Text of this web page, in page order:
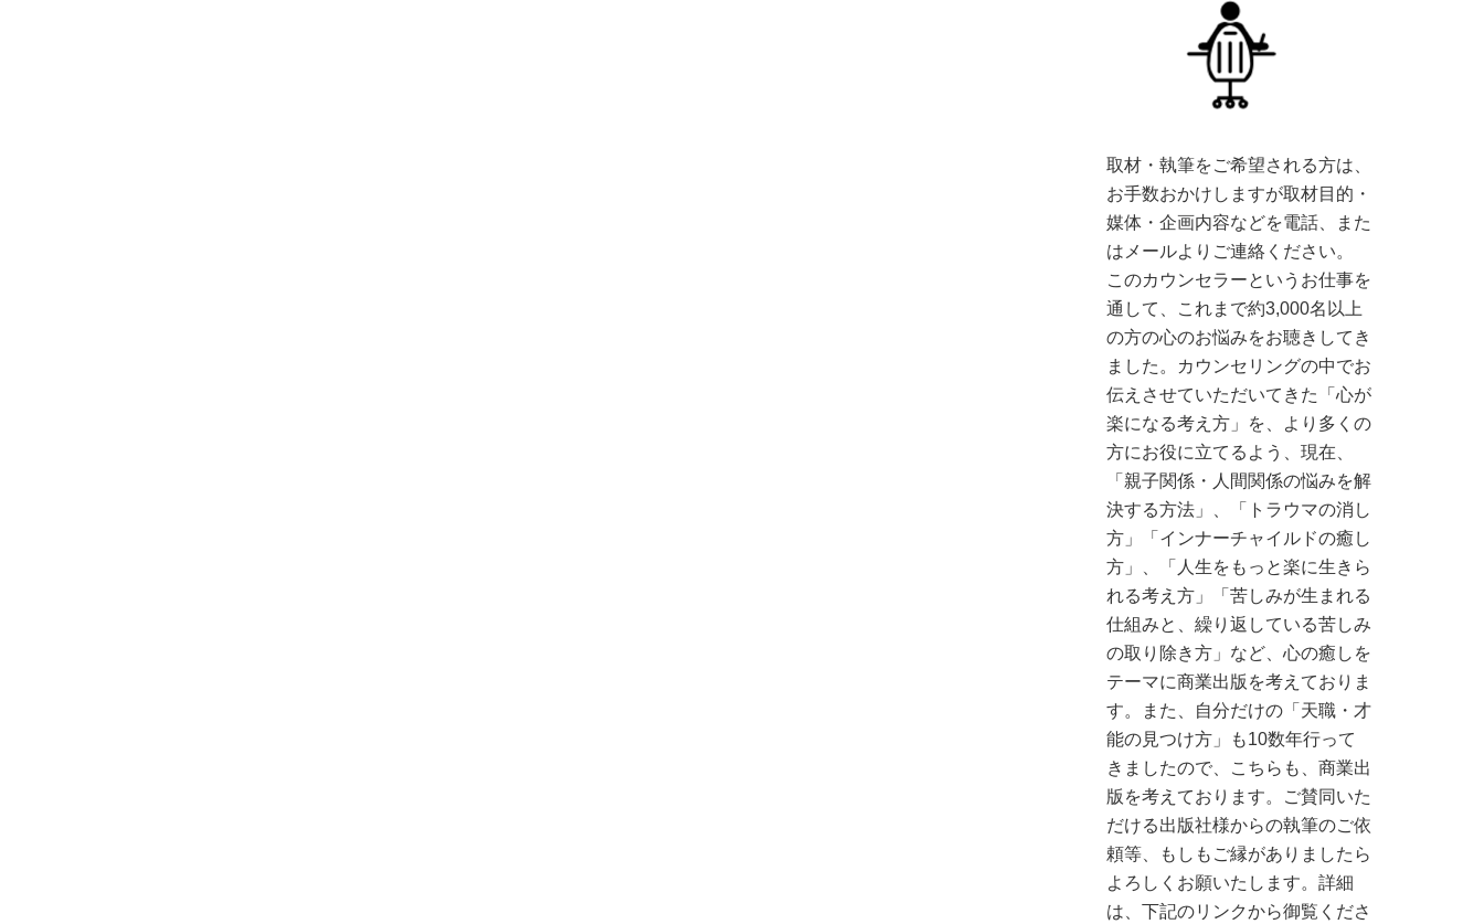
取材・執筆をご希望される方は、
お手数おかけしますが取材目的・
媒体・企画内容などを電話、また
はメールよりご連絡ください。
このカウンセラーというお仕事を
通して、これまで約3,000名以上
の方の心のお悩みをお聴きしてき
ました。カウンセリングの中でお
伝えさせていただいてきた「心が
楽になる考え方」を、より多くの
方にお役に立てるよう、現在、
「親子関係・人間関係の悩みを解
決する方法」、「トラウマの消し
方」「インナーチャイルドの癒し
方」、「人生をもっと楽に生きら
れる考え方」「苦しみが生まれる
仕組みと、繰り返している苦しみ
の取り除き方」など、心の癒しを
テーマに商業出版を考えておりま
す。また、自分だけの「天職・才
能の見つけ方」も10数年行って
きましたので、こちらも、商業出
版を考えております。ご賛同いた
だける出版社様からの執筆のご依
頼等、もしもご縁がありましたら
よろしくお願いたします。詳細
は、下記のリンクから御覧くださ